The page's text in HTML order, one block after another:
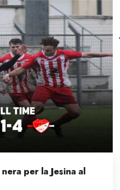
per la Jesina al